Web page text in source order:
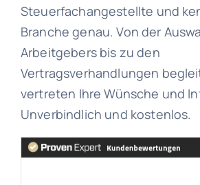
Steuerfachangestellte und
Branche genau. Von der
Arbeitgebers bis zu den
Vertragsverhandlungen
vertreten Ihre Wünsche und
Unverbindlich und kostenlos.